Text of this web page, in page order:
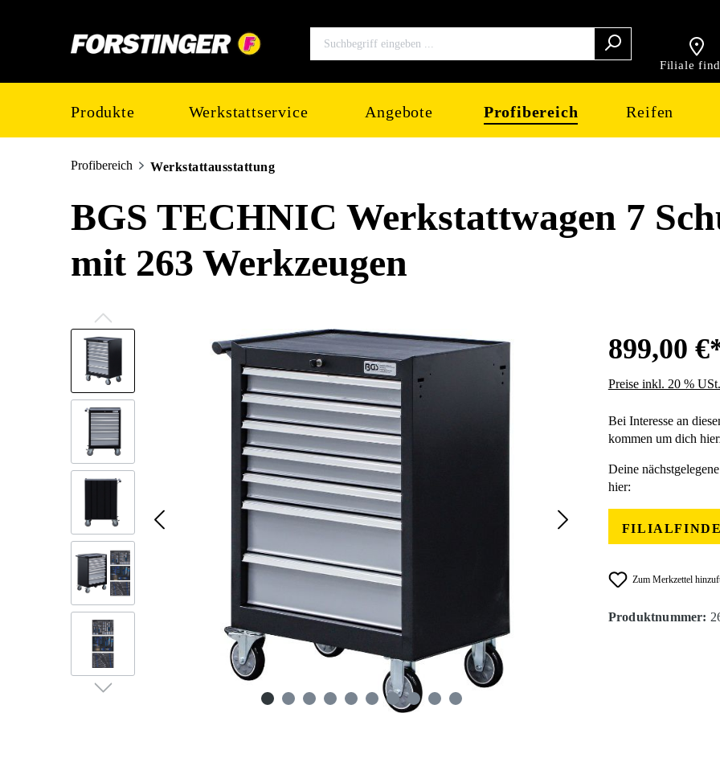
Filiale
Produkte Werkstattservice Angebote Profibereich Reifen
Profibereich Werkstattausstattung
BGS TECHNIC Werkstattwagen 7
mit 263 Werkzeugen
Bildergalerie überspringen 899,00
Preise inkl. 20 %
Bei Interesse an
kommen um dich
Deine
hier:
Zum Merkzettel
Produktnummer: